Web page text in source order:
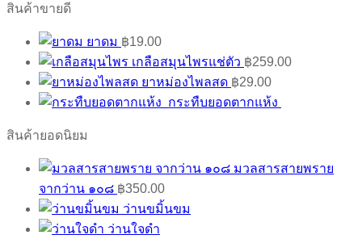
สินค้าขายดี
ยาดม ฿19.00
เกลือสมุนไพรแช่ตัว ฿259.00
ยาหม่องไพลสด ฿29.00
กระทืบยอดตากแห้ง
สินค้ายอดนิยม
มวลสารสายพราย
จากว่าน ๑๐๘ ฿350.00
ว่านขมิ้นขม
ว่านใจดำ